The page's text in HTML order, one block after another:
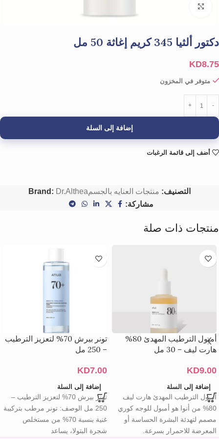
دكتور ألثيا 345 كريم إغاثة 50 مل
KD8.75
متوفر في المخزون
إضافة إلى السلة
أضف إلى قائمة الرغبات
التصنيف: منتجات العنايه بالجسم Brand: Dr.Althea
مشاركة:
منتجات ذات صلة
أمبول الترطيب المهدئ 80%
هارت ليف – 30 مل
KD9.00
إضافة إلى السلة
أمبول الترطيب المهدئ هارت ليف
80% من أنوا هو أمبول للوجه كوري
مصمم لتهدئة البشرة الحساسة أو
المعرضة للاحمرار بسرعة.
تونر بيرش 70% لتعزيز الترطيب
– 250 مل
KD7.00
إضافة إلى السلة
تونر بيرش 70% لتعزيز الترطيب –
250 مل الوصف: تونر مرطب بتركيبة
غنية بنسبة 70% من مستخلص
شجرة البتولا، يساعد